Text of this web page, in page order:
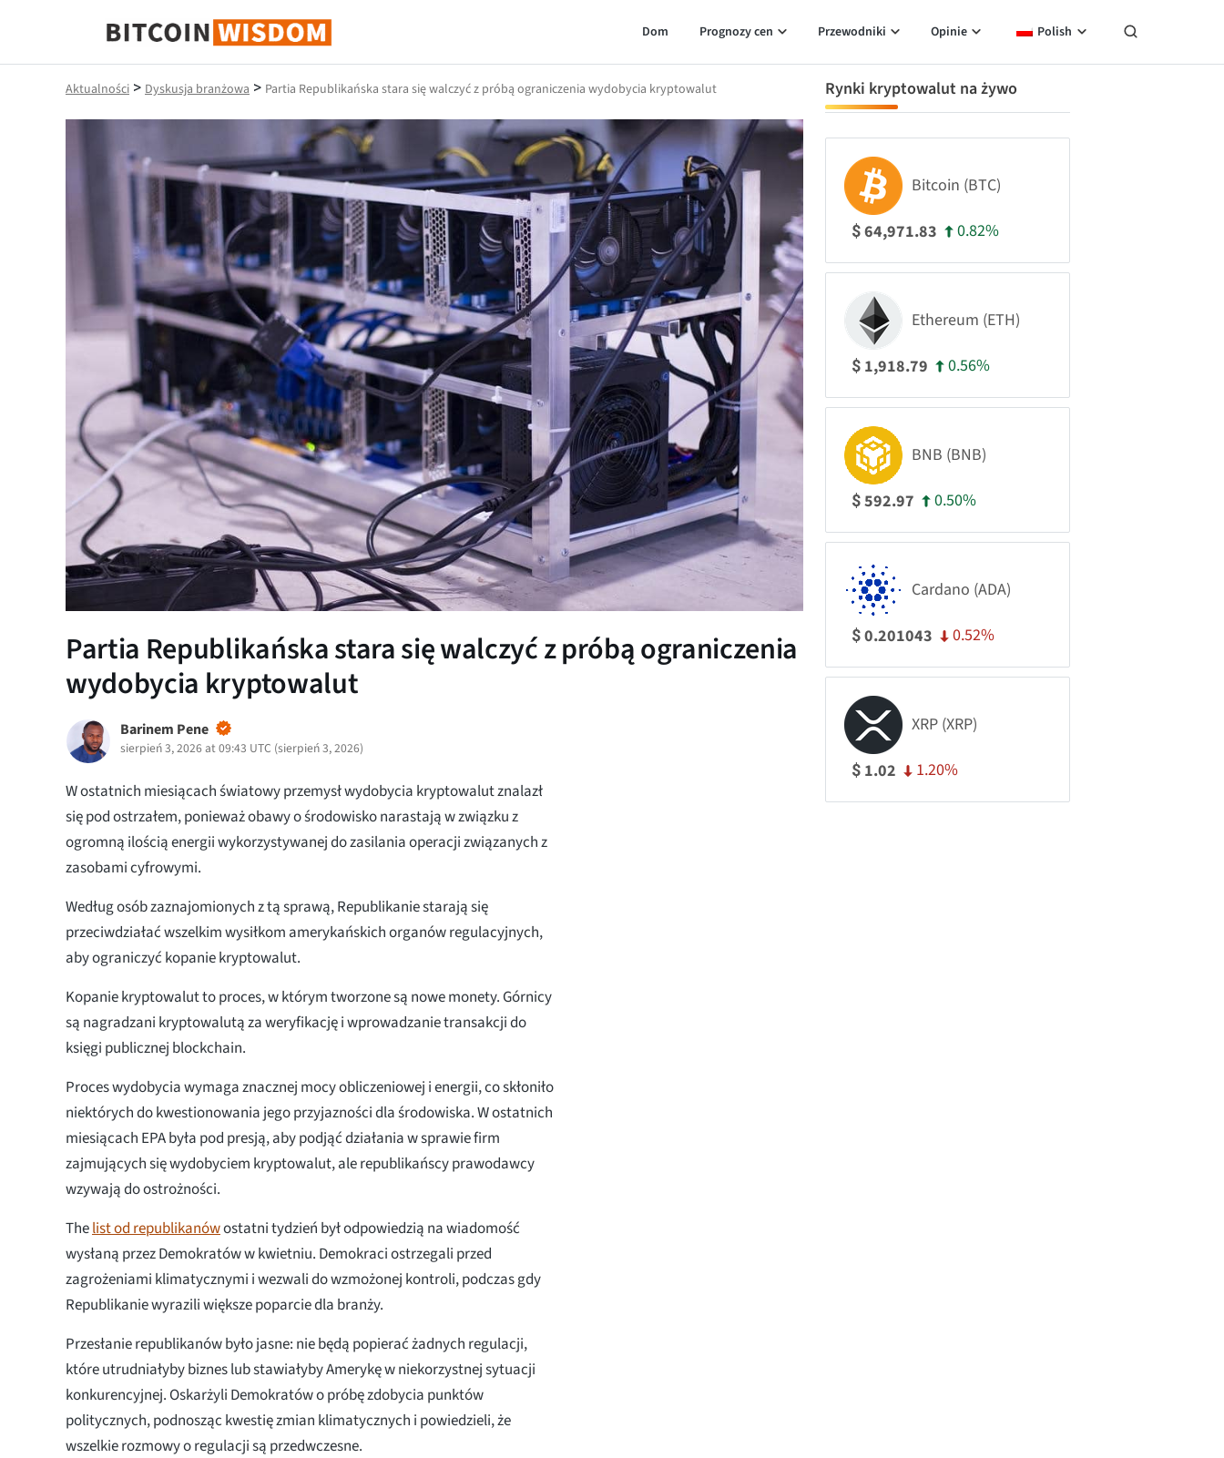
Mądrość Bitcoina
Dom Prognozy cen Przewodniki Opinie Polish
Aktualności > Dyskusja branżowa > Partia Republikańska stara się walczyć z próbą ograniczenia wydobycia kryptowalut
Partia Republikańska stara się walczyć z próbą ograniczenia
wydobycia kryptowalut
Barinem Pene
sierpień 3, 2026 at 09:43 UTC (sierpień 3, 2026)
W ostatnich miesiącach światowy przemysł wydobycia kryptowalut znalazł
się pod ostrzałem, ponieważ obawy o środowisko narastają w związku z
ogromną ilością energii wykorzystywanej do zasilania operacji związanych z
zasobami cyfrowymi.
Według osób zaznajomionych z tą sprawą, Republikanie starają się
przeciwdziałać wszelkim wysiłkom amerykańskich organów regulacyjnych,
aby ograniczyć kopanie kryptowalut.
Kopanie kryptowalut to proces, w którym tworzone są nowe monety. Górnicy
są nagradzani kryptowalutą za weryfikację i wprowadzanie transakcji do
księgi publicznej blockchain.
Proces wydobycia wymaga znacznej mocy obliczeniowej i energii, co skłoniło
niektórych do kwestionowania jego przyjazności dla środowiska. W ostatnich
miesiącach EPA była pod presją, aby podjąć działania w sprawie firm
zajmujących się wydobyciem kryptowalut, ale republikańscy prawodawcy
wzywają do ostrożności.
Thelist od republikanówostatni tydzień był odpowiedzią na wiadomość
wysłaną przez Demokratów w kwietniu. Demokraci ostrzegali przed
zagrożeniami klimatycznymi i wezwali do wzmożonej kontroli, podczas gdy
Republikanie wyrazili większe poparcie dla branży.
Przesłanie republikanów było jasne: nie będą popierać żadnych regulacji,
które utrudniałyby biznes lub stawiałyby Amerykę w niekorzystnej sytuacji
konkurencyjnej. Oskarżyli Demokratów o próbę zdobycia punktów
politycznych, podnosząc kwestię zmian klimatycznych i powiedzieli, że
wszelkie rozmowy o regulacji są przedwczesne.
Rynki kryptowalut na żywo
Bitcoin (BTC)
$64,971.83 0.82%
Ethereum (ETH)
$ 1,918.79 0.56%
BNB (BNB)
$592.97 0.50%
Cardano (ADA)
$0.201043 0.52%
XRP (XRP)
$ 1.02 1.20%